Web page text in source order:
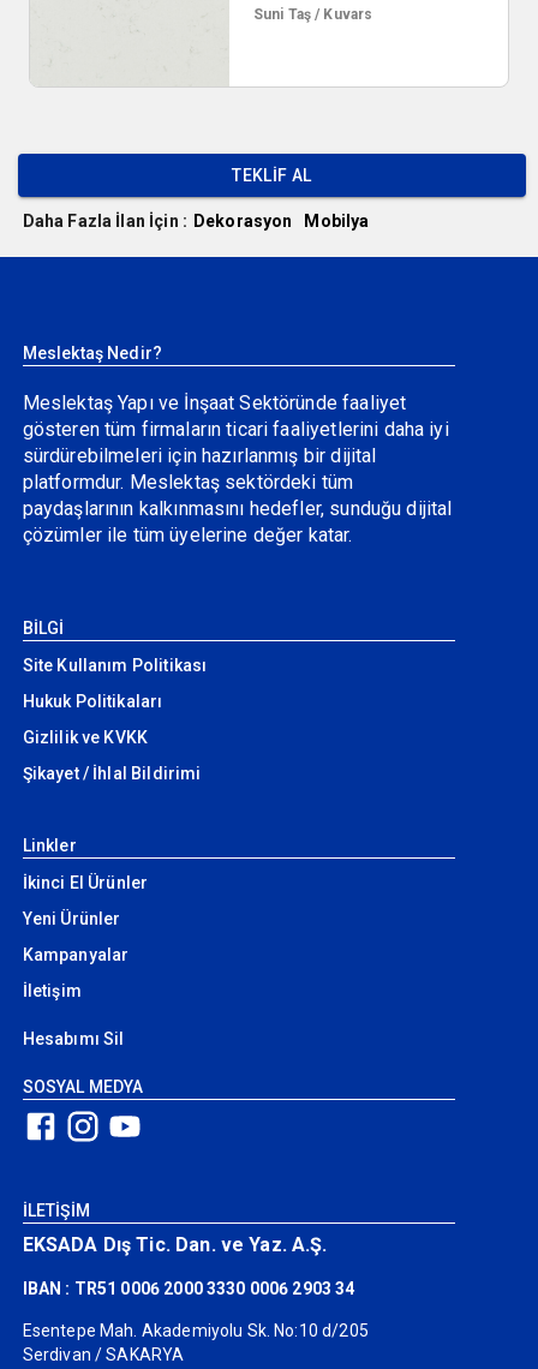
Suni Taş / Kuvars
TEKLIF AL
Daha Fazla İlan İçin : Dekorasyon Mobilya
Meslektaş Nedir?
Meslektaş Yapı ve İnşaat Sektöründe faaliyet
gösteren tüm firmaların ticari faaliyetlerini daha iyi
sürdürebilmeleri için hazırlanmış bir dijital
platformdur. Meslektaş sektördeki tüm
paydaşlarının kalkınmasını hedefler, sunduğu dijital
çözümler ile tüm üyelerine değer katar.
BİLGİ
Site Kullanım Politikası
Hukuk Politikaları
Gizlilik ve KVKK
Şikayet / İhlal Bildirimi
Linkler
İkinci El Ürünler
Yeni Ürünler
Kampanyalar
İletişim
Hesabımı Sil
SOSYAL MEDYA
İLETİŞİM
EKSADA Dış Tic. Dan. ve Yaz. A.Ş.
IBAN : TR51 0006 2000 3330 0006 2903 34
Esentepe Mah. Akademiyolu Sk. No:10 d/205
Serdivan / SAKARYA